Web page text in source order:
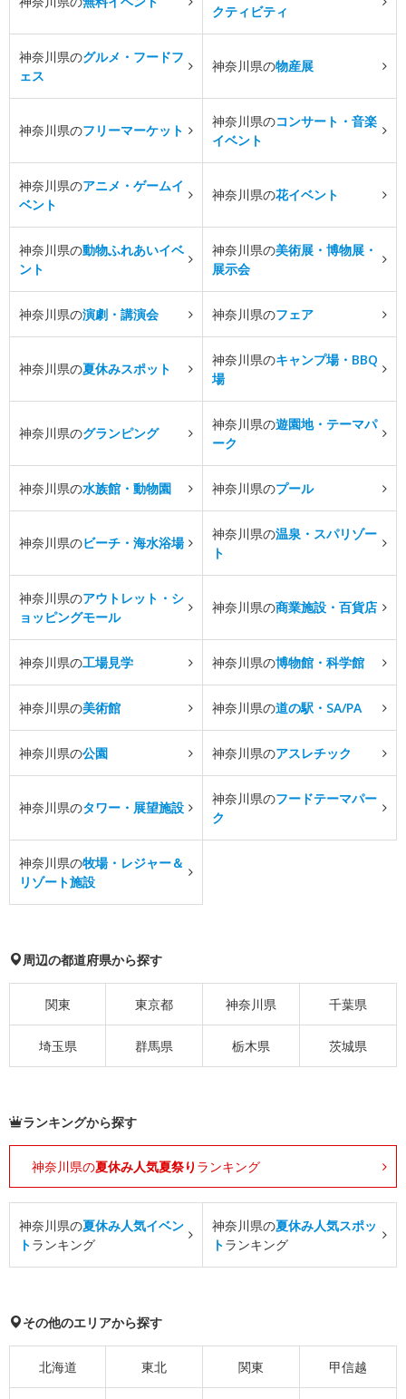
クティビティ
神奈川県のグルメ・フードフ
ェス
神奈川県の物産展
神奈川県のフリーマーケット
神奈川県のコンサート・音楽
イベント
神奈川県のアニメ・ゲームイ
ベント
神奈川県の花イベント
神奈川県の動物ふれあいイベ
ント
神奈川県の美術展・博物展・
展示会
神奈川県の演劇・講演会 神奈川県のフェア
神奈川県の夏休みスポット
神奈川県のキャンプ場・BBQ
場
神奈川県のグランピング
神奈川県の遊園地・テーマパ
ーク
神奈川県の水族館・動物園 神奈川県のプール
神奈川県のビーチ・海水浴場
神奈川県の温泉・スパリゾー
ト
神奈川県のアウトレット・シ
ョッピングモール
神奈川県の商業施設・百貨店
神奈川県の工場見学 神奈川県の博物館・科学館
神奈川県の美術館 神奈川県の道の駅・SA/PA
神奈川県の公園 神奈川県のアスレチック
神奈川県のタワー・展望施設
神奈川県のフードテーマパー
ク
神奈川県の牧場・レジャー＆
リゾート施設
周辺の都道府県から探す
関東 東京都 神奈川県 千葉県
埼玉県 群馬県 栃木県 茨城県
ランキングから探す
神奈川県の夏休み人気夏祭り ランキング
神奈川県の夏休み人気イベン
トランキング
神奈川県の夏休み人気スポッ
トランキング
その他のエリアから探す
北海道 東北 関東 甲信越